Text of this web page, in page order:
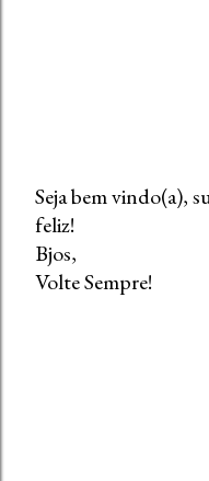
P
o
s
Seja bem vindo(a),
feliz!
Bjos,
Volte Sempre!